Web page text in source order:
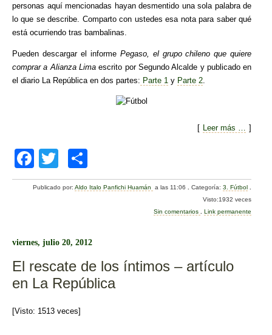
personas aquí mencionadas hayan desmentido una sola palabra de
lo que se describe. Comparto con ustedes esa nota para saber qué
está ocurriendo tras bambalinas.
Pueden descargar el informe Pegaso, el grupo chileno que quiere
comprar a Alianza Limaescrito por Segundo Alcalde y publicado en
el diario La República en dos partes: Parte 1 y Parte 2
[ Leer más … ]
F
a
c
b
o
k
T
wi
tt
o
m
ar
tir
Publicado por:Aldo Italo Panfichi Huamán a las 11:06 .Categoría:3. Fútbol
Visto:1932 veces
Sin comentarios
Link permanente
viernes, julio 20, 2012
El rescate de los íntimos – artículo
en La República
[Visto: 1513 veces]